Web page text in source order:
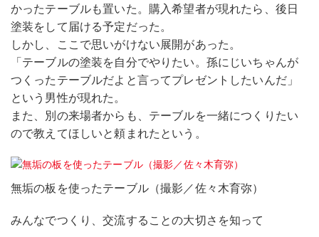
かったテーブルも置いた。購入希望者が現れたら、後日
塗装をして届ける予定だった。
しかし、ここで思いがけない展開があった。
「テーブルの塗装を自分でやりたい。孫にじいちゃんが
つくったテーブルだよと言ってプレゼントしたいんだ」
という男性が現れた。
また、別の来場者からも、テーブルを一緒につくりたい
ので教えてほしいと頼まれたという。
無垢の板を使ったテーブル（撮影／佐々木育弥）
みんなでつくり、交流することの大切さを知って